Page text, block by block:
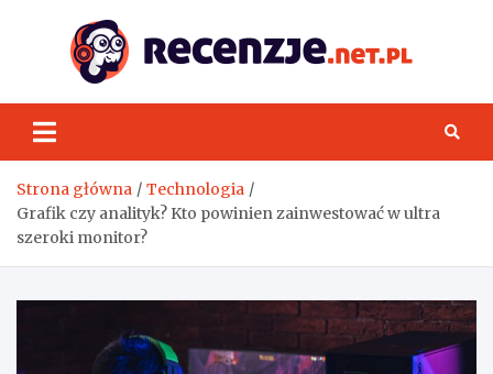
Strona główna
Technologia
Grafik czy analityk? Kto powinien zainwestować w ultra
szeroki monitor?